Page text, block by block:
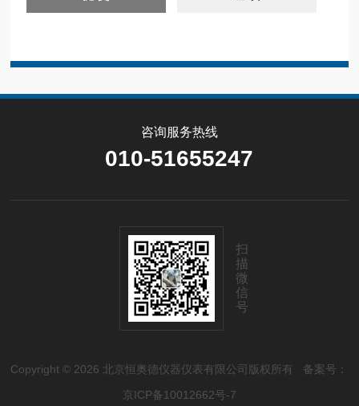
咨询服务热线
010-51655247
扫
描
微
信
号
Copyright © 2026 北京恒奥德仪器仪表有限公司版权所有 备案号：
京ICP备10012662号-7